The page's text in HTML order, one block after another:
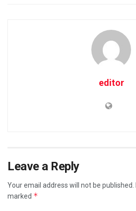
editor
Leave a Reply
Your email address will not be published.
marked *